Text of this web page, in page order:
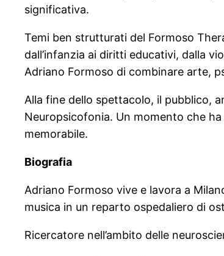
significativa.
Temi ben strutturati del Formoso
dall’infanzia ai diritti educativi, dalla
Adriano Formoso di combinare arte,
Alla fine dello spettacolo, il pubblico,
Neuropsicofonia. Un momento che
memorabile.
Biografia
Adriano Formoso vive e lavora a
musica in un reparto ospedaliero di
Ricercatore nell’ambito delle